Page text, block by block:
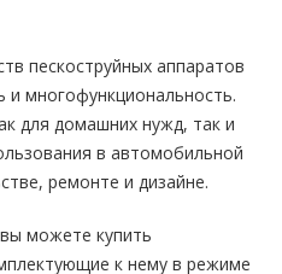
пескоструйных аппаратов
и многофункциональность.
для домашних нужд, так и
в автомобильной
ремонте и дизайне.
можете купить
к нему в режиме